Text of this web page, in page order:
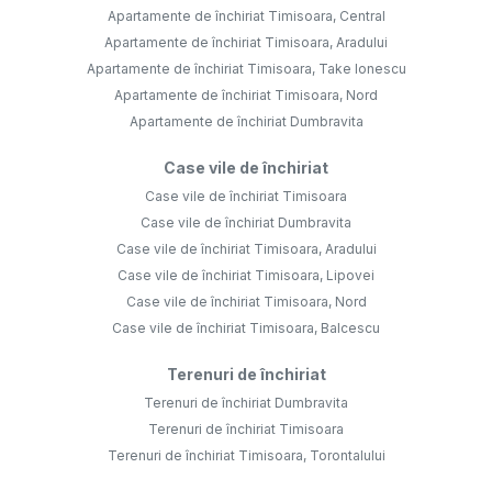
Apartamente de închiriat Timisoara, Central
Apartamente de închiriat Timisoara, Aradului
Apartamente de închiriat Timisoara, Take Ionescu
Apartamente de închiriat Timisoara, Nord
Apartamente de închiriat Dumbravita
Case vile de închiriat
Case vile de închiriat Timisoara
Case vile de închiriat Dumbravita
Case vile de închiriat Timisoara, Aradului
Case vile de închiriat Timisoara, Lipovei
Case vile de închiriat Timisoara, Nord
Case vile de închiriat Timisoara, Balcescu
Terenuri de închiriat
Terenuri de închiriat Dumbravita
Terenuri de închiriat Timisoara
Terenuri de închiriat Timisoara, Torontalului